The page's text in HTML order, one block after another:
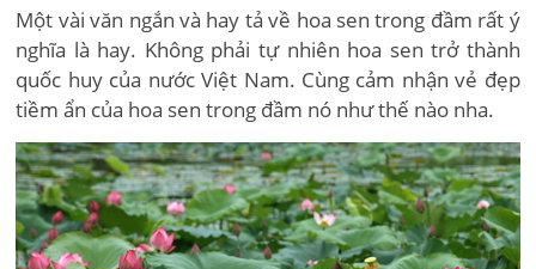
Một vài văn ngắn và hay tả về hoa sen trong đầm rất ý
nghĩa là hay. Không phải tự nhiên hoa sen trở thành
quốc huy của nước Việt Nam. Cùng cảm nhận vẻ đẹp
tiềm ẩn của hoa sen trong đầm nó như thế nào nha.